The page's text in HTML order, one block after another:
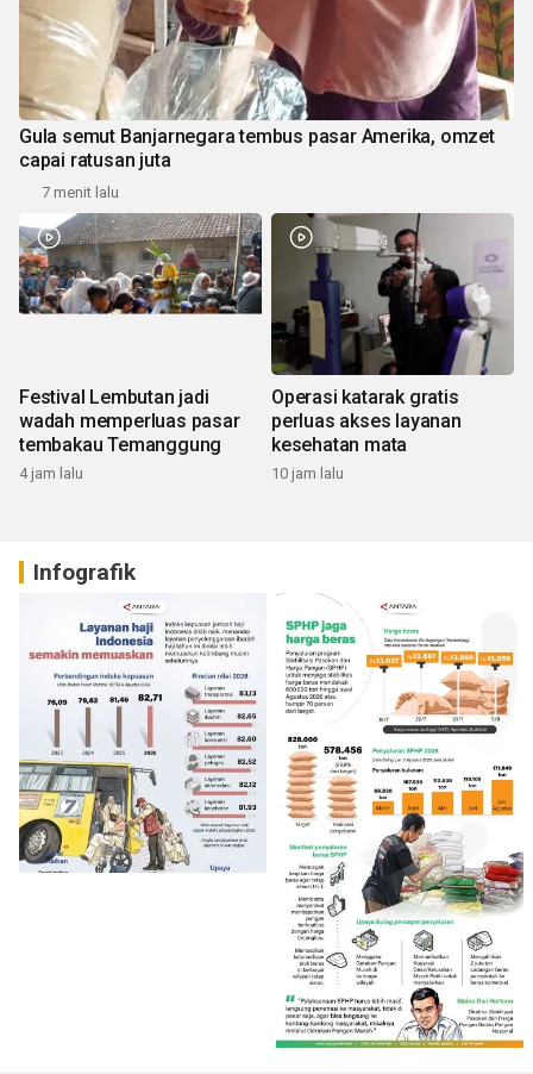
Gula semut Banjarnegara tembus pasar Amerika, omzet
capai ratusan juta
7 menit lalu
Festival Lembutan jadi
wadah memperluas pasar
tembakau Temanggung
4 jam lalu
Operasi katarak gratis
perluas akses layanan
kesehatan mata
10 jam lalu
Infografik